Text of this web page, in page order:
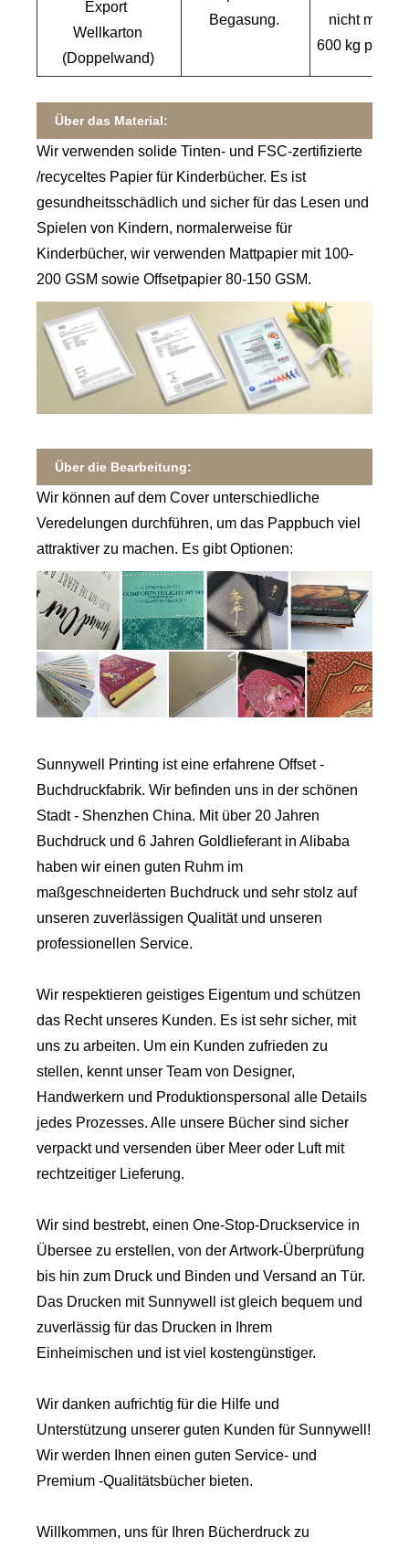
Export
Wellkarton
(Doppelwand)
Begasung.
nicht mehr
600 kg pro
Über das Material:
Wir verwenden solide Tinten- und FSC-zertifizierte
/recyceltes Papier für Kinderbücher. Es ist
gesundheitsschädlich und sicher für das Lesen und
Spielen von Kindern, normalerweise für
Kinderbücher, wir verwenden Mattpapier mit 100-
200 GSM sowie Offsetpapier 80-150 GSM.
Über die Bearbeitung:
Wir können auf dem Cover unterschiedliche
Veredelungen durchführen, um das Pappbuch viel
attraktiver zu machen. Es gibt Optionen:
Sunnywell Printing ist eine erfahrene Offset -
Buchdruckfabrik. Wir befinden uns in der schönen
Stadt - Shenzhen China. Mit über 20 Jahren
Buchdruck und 6 Jahren Goldlieferant in Alibaba
haben wir einen guten Ruhm im
maßgeschneiderten Buchdruck und sehr stolz auf
unseren zuverlässigen Qualität und unseren
professionellen Service.
Wir respektieren geistiges Eigentum und schützen
das Recht unseres Kunden. Es ist sehr sicher, mit
uns zu arbeiten. Um ein Kunden zufrieden zu
stellen, kennt unser Team von Designer,
Handwerkern und Produktionspersonal alle Details
jedes Prozesses. Alle unsere Bücher sind sicher
verpackt und versenden über Meer oder Luft mit
rechtzeitiger Lieferung.
Wir sind bestrebt, einen One-Stop-Druckservice in
Übersee zu erstellen, von der Artwork-Überprüfung
bis hin zum Druck und Binden und Versand an Tür.
Das Drucken mit Sunnywell ist gleich bequem und
zuverlässig für das Drucken in Ihrem
Einheimischen und ist viel kostengünstiger.
Wir danken aufrichtig für die Hilfe und
Unterstützung unserer guten Kunden für Sunnywell!
Wir werden Ihnen einen guten Service- und
Premium -Qualitätsbücher bieten.
Willkommen, uns für Ihren Bücherdruck zu